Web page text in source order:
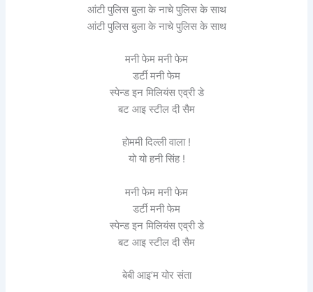
आंटी पुलिस बुला के नाचे पुलिस के साथ
आंटी पुलिस बुला के नाचे पुलिस के साथ
मनी फेम मनी फेम
डर्टी मनी फेम
स्पेन्ड इन मिलियंस एव्री डे
बट आइ स्टील दी सैम
होममी दिल्ली वाला !
यो यो हनी सिंह !
मनी फेम मनी फेम
डर्टी मनी फेम
स्पेन्ड इन मिलियंस एव्री डे
बट आइ स्टील दी सैम
बेबी आइ’म योर संता